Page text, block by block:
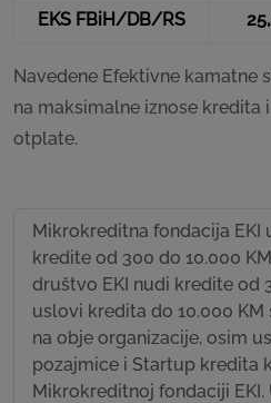
EKS FBiH/DB/RS
Navedene Efektivne kamatne
na maksimalne iznose kredita
otplate.
Mikrokreditna fondacija EKI
kredite od 300 do 10.000
društvo EKI nudi kredite od
uslovi kredita do 10.000
na obje organizacije, osim
pozajmice i Startup kredita
Mikrokreditnoj fondaciji